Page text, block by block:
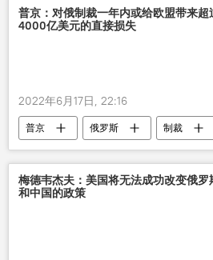
普京：对俄制裁一年内或给欧盟带来超
4000亿美元的直接损失
2022年6月17日, 22:16
普京 俄罗斯 制裁
梅德韦杰夫：美国将无法成功改变俄罗
和中国的政策